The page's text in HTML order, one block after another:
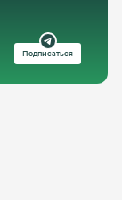
Подписаться